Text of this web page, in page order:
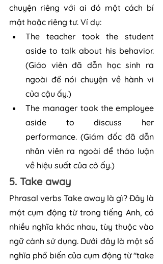
chuyện riêng với ai đó một cách bí
mật hoặc riêng tư. Ví dụ:
The teacher took the student
aside to talk about his behavior.
(Giáo viên đã dẫn học sinh ra
ngoài để nói chuyện về hành vi
của cậu ấy.)
The manager took the employee
aside to discuss her
performance. (Giám đốc đã dẫn
nhân viên ra ngoài để thảo luận
về hiệu suất của cô ấy.)
5. Take away
Phrasal verbs Take away là gì? Đây là
một cụm động từ trong tiếng Anh, có
nhiều nghĩa khác nhau, tùy thuộc vào
ngữ cảnh sử dụng. Dưới đây là một số
nghĩa phổ biến của cụm động từ "take